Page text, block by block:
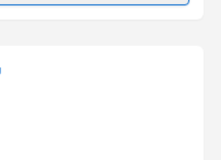
Gönder
e-posta ile